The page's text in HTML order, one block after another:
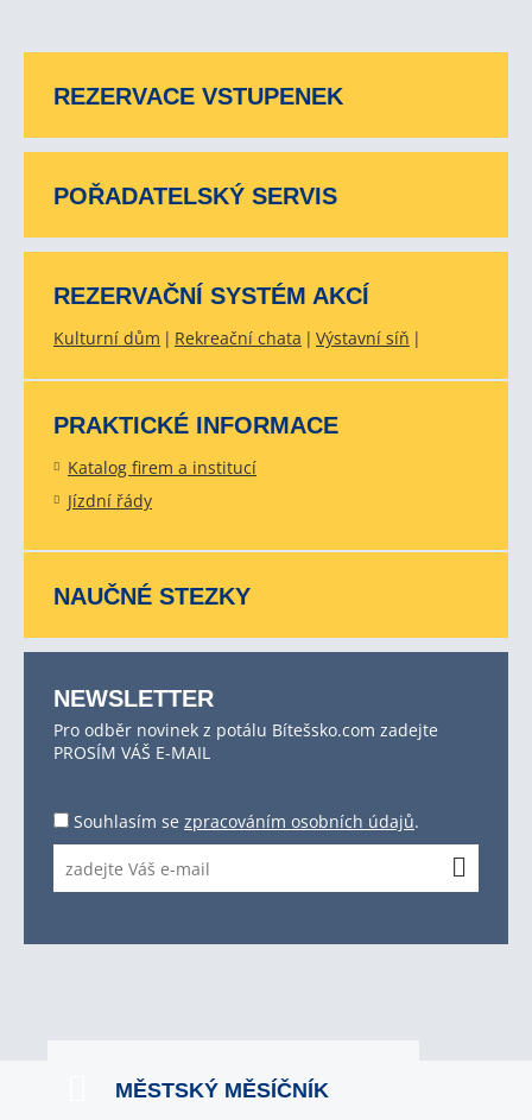
REZERVACE VSTUPENEK
POŘADATELSKÝ SERVIS
REZERVAČNÍ SYSTÉM AKCÍ
Kulturní dům Rekreační chata Výstavní síň
PRAKTICKÉ INFORMACE
Katalog firem a institucí
Jízdní řády
NAUČNÉ STEZKY
NEWSLETTER
Pro odběr novinek z potálu Bítešsko.com zadejte
PROSÍM VÁŠ E-MAIL
Souhlasím se zpracováním osobních údajů.
MĚSTSKÝ MĚSÍČNÍK